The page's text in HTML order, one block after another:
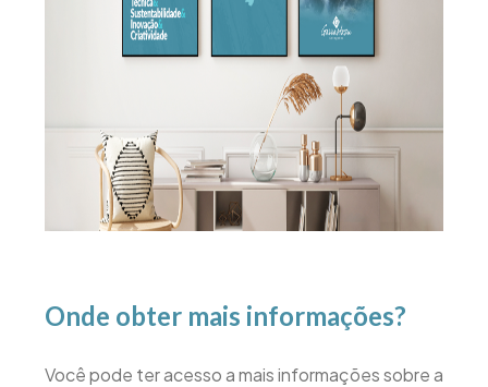
Onde obter mais informações?
Você pode ter acesso a mais informações sobre a